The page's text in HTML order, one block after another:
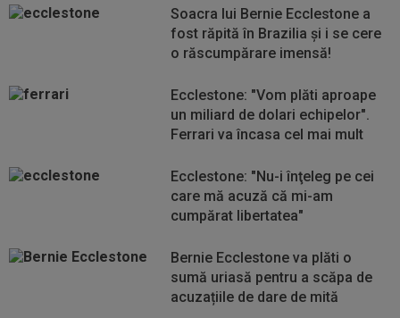
Soacra lui Bernie Ecclestone a
fost răpită în Brazilia și i se cere
o răscumpărare imensă!
Ecclestone: "Vom plăti aproape
un miliard de dolari echipelor".
Ferrari va încasa cel mai mult
Ecclestone: "Nu-i înţeleg pe cei
care mă acuză că mi-am
cumpărat libertatea"
Bernie Ecclestone va plăti o
sumă uriasă pentru a scăpa de
acuzațiile de dare de mită